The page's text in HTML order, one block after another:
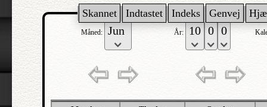
Skannet Indtastet Indeks Genvej
Måned: År: